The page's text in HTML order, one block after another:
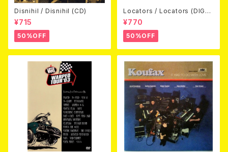
Disnihil / Disnihil (CD)
¥715
50%OFF
Locators / Locators (DIGPA
CK CD)
¥770
50%OFF